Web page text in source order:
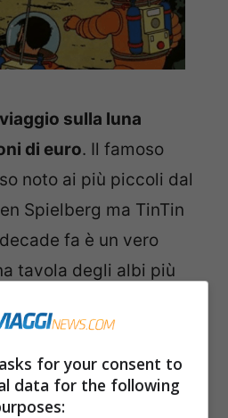
sulla luna
di euro. Il famoso
noto ai più piccoli dal
Spielberg ma TinTin
fa è un vero
tavola degli albi più
addirittura per un
euro. Si chiama Uomini
1954.
for your consent to
data for the following